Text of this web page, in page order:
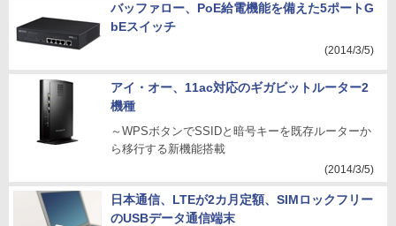
バッファロー、PoE給電機能を備えた5ポートG
bEスイッチ
(2014/3/5)
アイ・オー、11ac対応のギガビットルーター2
機種
～WPSボタンでSSIDと暗号キーを既存ルーターか
ら移行する新機能搭載
(2014/3/5)
日本通信、LTEが2カ月定額、SIMロックフリー
のUSBデータ通信端末